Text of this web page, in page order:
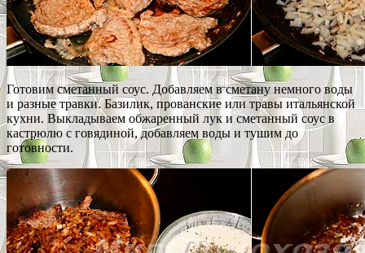
Готовим сметанный соус. Добавляем в сметану немного воды
и разные травки. Базилик, прованские или травы итальянской
кухни. Выкладываем обжаренный лук и сметанный соус в
кастрюлю с говядиной, добавляем воды и тушим до
готовности.